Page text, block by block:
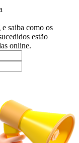
e saiba como os
estão
online.